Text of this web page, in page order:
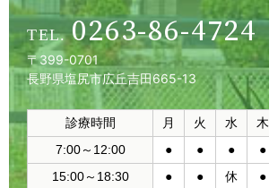
0263-86-4724
〒399-0701
長野県塩尻市広丘吉田665-13
診療時間 月 火 水 木
7:00～12:00
● ● ● ●
15:00～18:30
● ● 休 ●